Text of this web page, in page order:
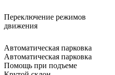
Переключение режимов
движения
Автоматическая парковка
Автоматическая парковка
Помощь при подъеме